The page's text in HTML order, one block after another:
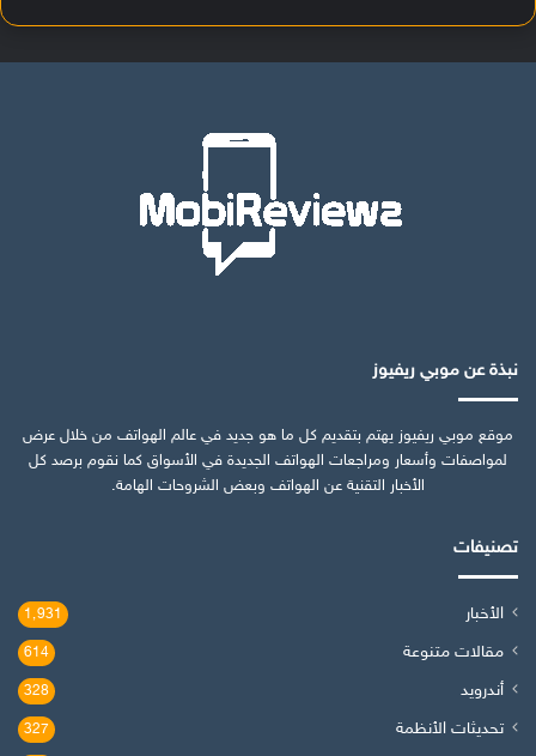
نبذة عن موبي ريفيوز
موقع موبي ريفيوز يهتم بتقديم كل ما هو جديد في عالم الهواتف من خلال عرض
لمواصفات وأسعار ومراجعات الهواتف الجديدة في الأسواق كما نقوم برصد كل
الأخبار التقنية عن الهواتف وبعض الشروحات الهامة.
تصنيفات
الأخبار 1٬931
مقالات متنوعة 614
أندرويد 328
تحديثات الأنظمة 327